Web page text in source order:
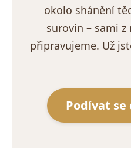
okolo shánění
surovin – sami
připravujeme. Už
Podívat se